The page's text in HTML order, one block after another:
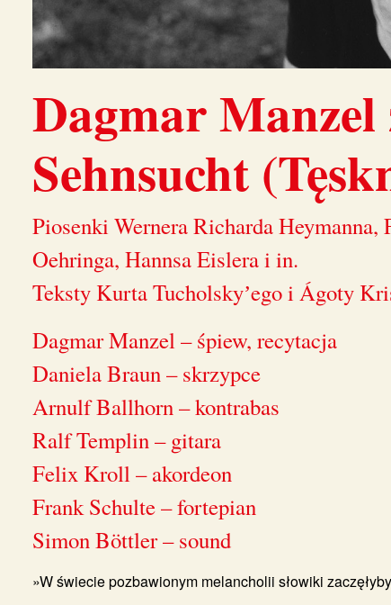
Dagmar Manzel
Sehnsucht
Piosenki Wernera Richarda
Oehringa, Hannsa Eislera i in.
Teksty Kurta Tucholskyʼego i Ágoty
Dagmar Manzel – śpiew, recytacja
Daniela Braun – skrzypce
Arnulf Ballhorn – kontrabas
Ralf Templin – gitara
Felix Kroll – akordeon
Frank Schulte – fortepian
Simon Böttler – sound
»W świecie pozbawionym melancholii słowiki